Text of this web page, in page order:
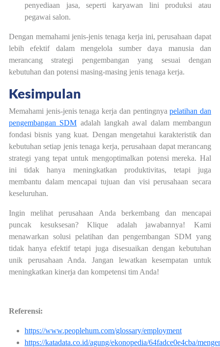
penyediaan jasa, seperti karyawan lini produksi atau
pegawai salon.
Dengan memahami jenis-jenis tenaga kerja ini, perusahaan dapat
lebih efektif dalam mengelola sumber daya manusia dan
merancang strategi pengembangan yang sesuai dengan
kebutuhan dan potensi masing-masing jenis tenaga kerja.
Kesimpulan
Memahami jenis-jenis tenaga kerja dan pentingnyapelatihan dan
pengembangan SDM adalah langkah awal dalam membangun
fondasi bisnis yang kuat. Dengan mengetahui karakteristik dan
kebutuhan setiap jenis tenaga kerja, perusahaan dapat merancang
strategi yang tepat untuk mengoptimalkan potensi mereka. Hal
ini tidak hanya meningkatkan produktivitas, tetapi juga
membantu dalam mencapai tujuan dan visi perusahaan secara
keseluruhan.
Ingin melihat perusahaan Anda berkembang dan mencapai
puncak kesuksesan? Klique adalah jawabannya! Kami
menawarkan solusi pelatihan dan pengembangan SDM yang
tidak hanya efektif tetapi juga disesuaikan dengan kebutuhan
unik perusahaan Anda. Jangan lewatkan kesempatan untuk
meningkatkan kinerja dan kompetensi tim Anda!
Referensi:
https://www.peoplehum.com/glossary/employment
https://katadata.co.id/agung/ekonopedia/64fadce0e4cba/